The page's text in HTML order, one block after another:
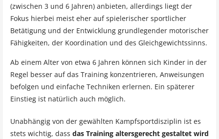
(zwischen 3 und 6 Jahren) anbieten, allerdings liegt der
Fokus hierbei meist eher auf spielerischer sportlicher
Betätigung und der Entwicklung grundlegender motorischer
Fähigkeiten, der Koordination und des Gleichgewichtssinns.
Ab einem Alter von etwa 6 Jahren können sich Kinder in der
Regel besser auf das Training konzentrieren, Anweisungen
befolgen und einfache Techniken erlernen. Ein späterer
Einstieg ist natürlich auch möglich.
Unabhängig von der gewählten Kampfsportdisziplin ist es
stets wichtig, dass das Training altersgerecht gestaltet wird